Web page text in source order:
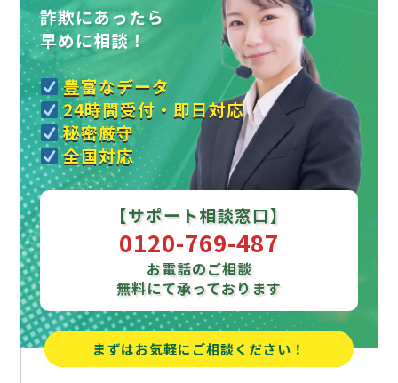
詐欺にあったら
早めに相談！
豊富なデータ
24時間受付・即日対応
秘密厳守
全国対応
【サポート相談窓口】
0120-769-487
お電話のご相談
無料にて承っております
まずはお気軽にご相談ください！